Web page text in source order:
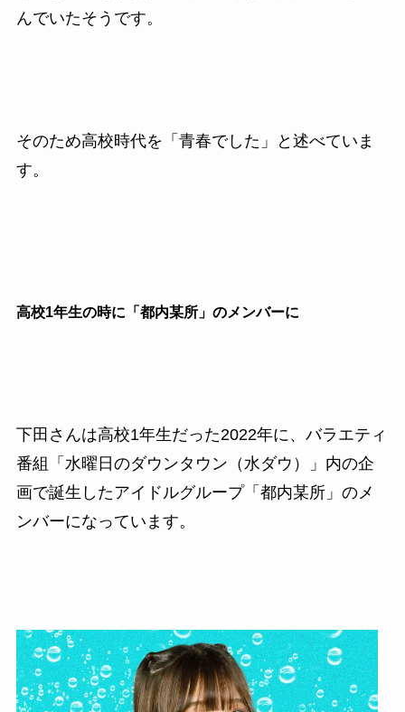
んでいたそうです。
そのため高校時代を「青春でした」と述べていま
す。
高校1年生の時に「都内某所」のメンバーに
下田さんは高校1年生だった2022年に、バラエティ
番組「水曜日のダウンタウン（水ダウ）」内の企
画で誕生したアイドルグループ「都内某所」のメ
ンバーになっています。